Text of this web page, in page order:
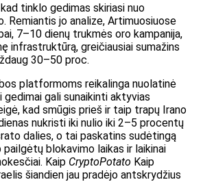
tinklo gedimas skiriasi nuo
Remiantis jo analize, Artimuosiuose
7–10 dienų trukmės oro kampanija,
infrastruktūrą, greičiausiai sumažins
30–50 proc.
platformoms reikalinga nuolatinė
gali sunaikinti aktyvias
kad smūgis prieš ir taip trapų Irano
nukristi iki nulio iki 2–5 procentų
dalies, o tai paskatins sudėtingą
pailgėtų blokavimo laikas ir laikinai
Kaip CryptoPotato Kaip
šiandien jau pradėjo antskrydžius